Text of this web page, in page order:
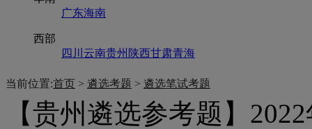
广东海南
西部
四川 云南贵州 陕西甘肃青海
当前位置:首页 > 遴选考题 > 遴选笔试考题
【贵州遴选参考题】